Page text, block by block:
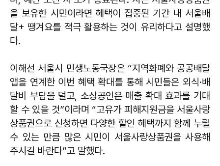
을 보유한 시민이라면 혜택이 집중된 기간 내 서울배
달+ 땡겨요를 적극 활용하는 것이 유리하다고 설명했
다.
이해선 서울시 민생노동국장은 “지역화폐와 공공배달
앱을 연계한 이번 혜택 확대를 통해 시민들은 외식·배
달비 부담을 덜고, 소상공인은 매출 확대 효과를 기대
할 수 있을 것”이라며 “고유가 피해지원금을 서울사랑
상품권으로 신청하면 다양한 할인 혜택까지 함께 누릴
수 있는 만큼 많은 시민이 서울사랑상품권을 사용해
주시길 바란다”고 말했다.